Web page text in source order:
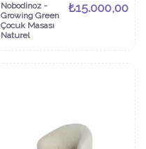
Nobodinoz -
Growing Green
Çocuk Masası
Naturel
₺15.000,00